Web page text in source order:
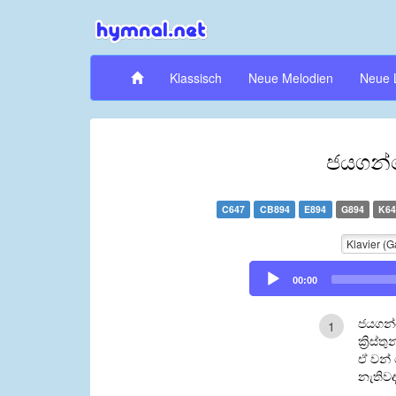
Klassisch Neue Melodien Neue
C647 CB894 E894 G894
Klavier
Audio
Player
00:00
1
ඒ වන්